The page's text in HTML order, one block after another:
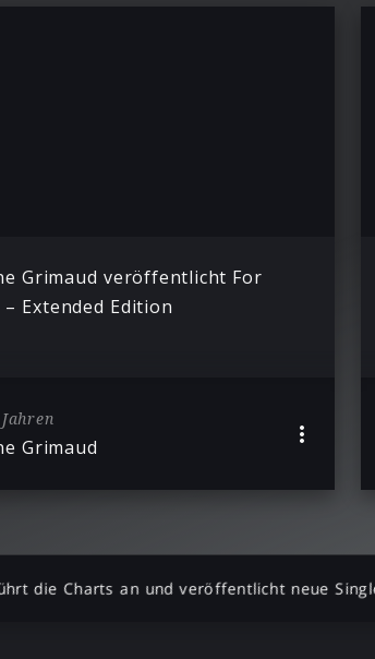
Grimaud veröffentlicht For
– Extended Edition
Grimaud
die Charts an und veröffentlicht neue